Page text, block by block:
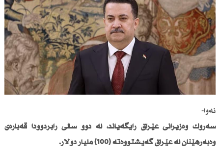
نەوا-
سەرۆك وەزیرانی عێراق رایگەیاند، لە دوو ساڵی رابردوودا قەبارەی
وەبەرهێنان لە عێراق گەیشتووەتە (100) ملیار دۆلار.